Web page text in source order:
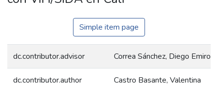
Simple item page
dc.contributor.advisor Correa Sánchez, Diego Emiro
dc.contributor.author Castro Basante, Valentina